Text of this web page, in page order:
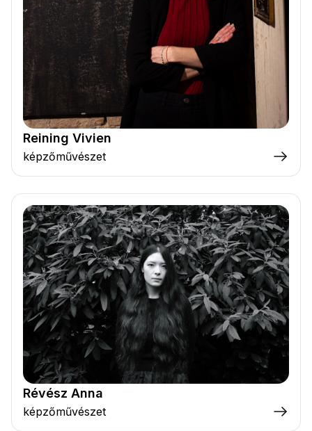
Reining Vivien
képzőművészet
Révész Anna
képzőművészet